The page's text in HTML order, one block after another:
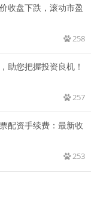
收盘下跌，滚动市盈
258
助您把握投资良机！
257
配资手续费：最新收
253